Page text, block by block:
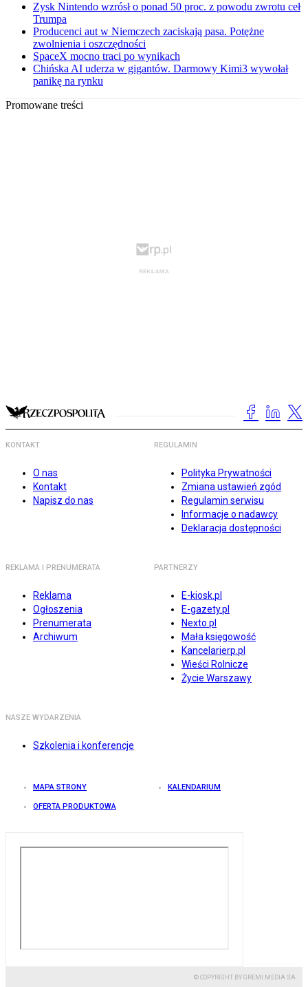
Zysk Nintendo wzrósł o ponad 50 proc. z powodu zwrotu ceł
Trumpa
Producenci aut w Niemczech zaciskają pasa. Potężne
zwolnienia i oszczędności
SpaceX mocno traci po wynikach
Chińska AI uderza w gigantów. Darmowy Kimi3 wywołał
panikę na rynku
Promowane treści
KONTAKT
O nas
Kontakt
Napisz do nas
REGULAMIN
Polityka Prywatności
Zmiana ustawień zgód
Regulamin serwisu
Informacje o nadawcy
Deklaracja dostępności
REKLAMA I PRENUMERATA
Reklama
Ogłoszenia
Prenumerata
Archiwum
PARTNERZY
E-kiosk.pl
E-gazety.pl
Nexto.pl
Mała księgowość
Kancelarierp.pl
Wieści Rolnicze
Życie Warszawy
NASZE WYDARZENIA
Szkolenia i konferencje
MAPA STRONY KALENDARIUM
OFERTA PRODUKTOWA
© COPYRIGHT BY GREMI MEDIA SA